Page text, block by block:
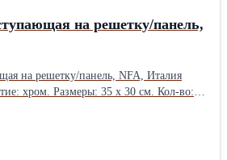
на решетку/панель,
на решетку/панель, NFA, Италия
хром. Размеры: 35 х 30 см. Кол-во: 3
NFA, Италия